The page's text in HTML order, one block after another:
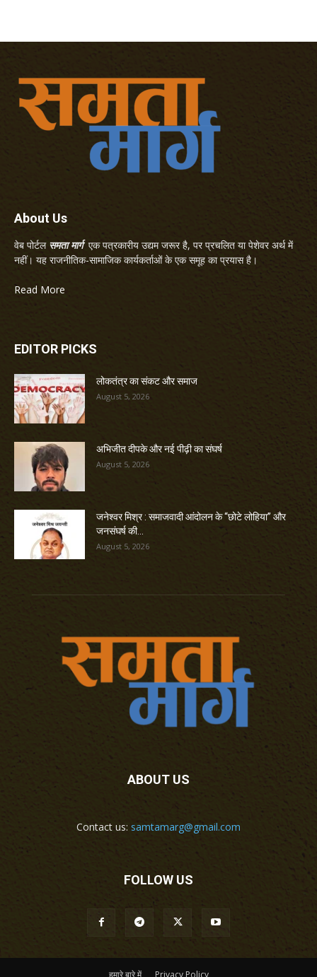
About Us
वेब पोर्टल समता मार्गएक पत्रकारीय उद्यम जरूर है, पर प्रचलित या पेशेवर अर्थ में
नहीं। यह राजनीतिक-सामाजिक कार्यकर्ताओं के एक समूह का प्रयास है।
Read More
EDITOR PICKS
लोकतंत्र का संकट और समाज
August 5, 2026
अभिजीत दीपके और नई पीढ़ी का संघर्ष
August 5, 2026
जनेश्वर मिश्र : समाजवादी आंदोलन के “छोटे लोहिया” और
जनसंघर्ष की...
August 5, 2026
ABOUT US
Contact us: samtamarg@gmail.com
FOLLOW US
हमारे बारे में Privacy Policy